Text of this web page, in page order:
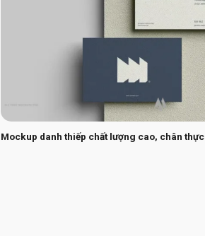
Mockup danh thiếp chất lượng cao, chân thực